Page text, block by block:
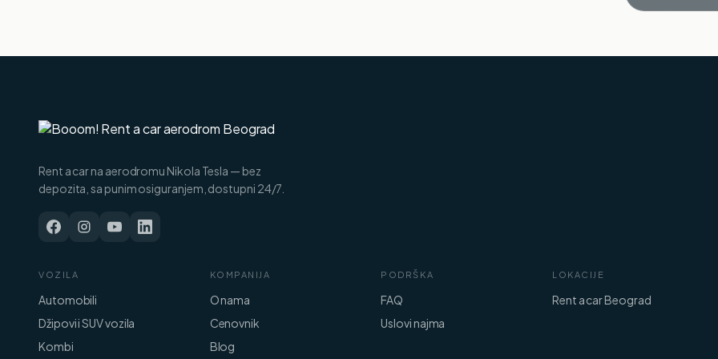
Rent a car na aerodromu Nikola Tesla — bez
depozita, sa punim osiguranjem, dostupni 24/7.
VOZILA
Automobili
Džipovi i SUV vozila
Kombi
KOMPANIJA
O nama
Cenovnik
Blog
PODRŠKA
FAQ
Uslovi najma
LOKACIJE
Rent a car Beograd